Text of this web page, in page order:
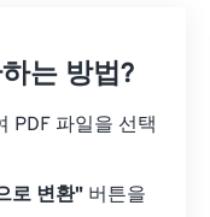
는 방법?
PDF 파일을 선택
로 변환" 버튼을